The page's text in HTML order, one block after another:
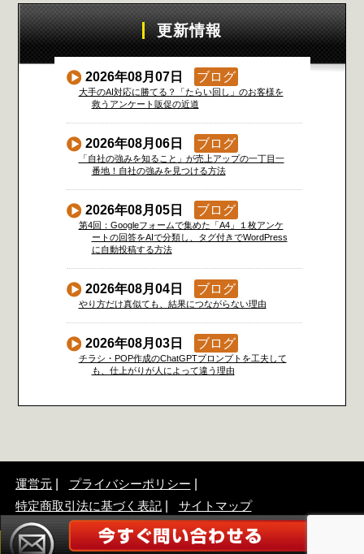
更新情報
2026年08月07日 ブログ
大手のAI対応に勝てる？「たらい回し」のお客様を
救うアンケート販促の近道
2026年08月06日 ブログ
「自社の強みを知ること」が売上アップの一丁目一
番地！自社の強みを見つける方法
2026年08月05日 ブログ
第4回：Googleフォームで集めた「A4」１枚アンケ
ートの回答をAIで分類し、タグ付きでWordPress
に自動投稿する方法
2026年08月04日 ブログ
やり方だけ真似ても、結果につながらない理由
2026年08月03日 ブログ
チラシ・POP作成のChatGPTプロンプトを工夫して
も、仕上がりが人によって違う理由
運営元
プライバシーポリシー
特定商取引法に基づく表記
サイトマップ
©2017 「A4」1枚販促アンケート広告作成アドバイザー協会